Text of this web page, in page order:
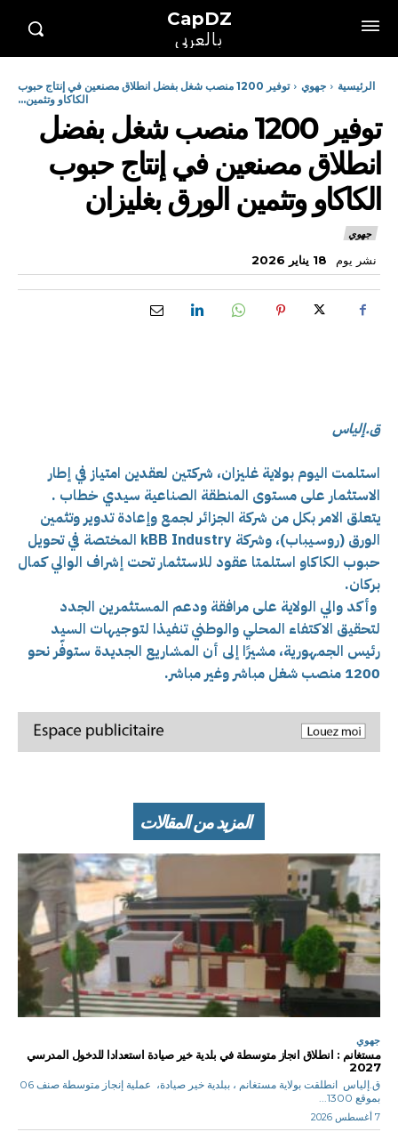
CapDZ
بالعربي
الرئيسية جهوي
توفير 1200 منصب شغل بفضل انطلاق مصنعين في إنتاج حبوب
الكاكاو وتثمين...
توفير 1200 منصب شغل بفضل
انطلاق مصنعين في إنتاج حبوب
الكاكاو وتثمين الورق بغليزان
جهوي
نشر يوم 18 يناير 2026
ق.إلياس
استلمت اليوم بولاية غليزان، شركتين لعقدين امتياز في إطار
الاستثمار على مستوى المنطقة الصناعية سيدي خطاب .
يتعلق الامر بكل من شركة الجزائر لجمع وإعادة تدوير وتثمين
الورق (روسـيباب)، وشركة kBB Industry المختصة في تحويل
حبوب الكاكاو استلمتا عقود للاستثمار تحت إشراف الوالي كمال
بركان.
وأكد والي الولاية على مرافقة ودعم المستثمرين الجدد
لتحقيق الاكتفاء المحلي والوطني تنفيذا لتوجيهات السيد
رئيس الجمهورية، مشيرًا إلى أن المشاريع الجديدة ستوفّر نحو
1200 منصب شغل مباشر وغير مباشر.
المزيد من المقالات
جهوي
مستغانم : انطلاق انجاز متوسطة في بلدية خير صيادة استعدادا للدخول المدرسي
2027
ق.إلياس انطلقت بولاية مستغانم ، ببلدية خير صيادة، عملية إنجاز متوسطة صنف 06
بموقع 1300...
7 أغسطس 2026